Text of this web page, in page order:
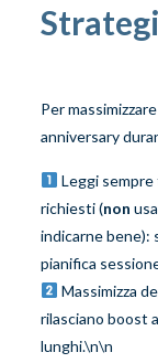
Strategie
Per
anniversary
Leggi sempre
richiesti (non
indicarne bene):
pianifica
Massimizza
rilasciano boost
lunghi.\n\n